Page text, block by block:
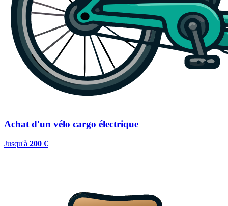
Achat d'un vélo cargo électrique
Jusqu'à 200 €